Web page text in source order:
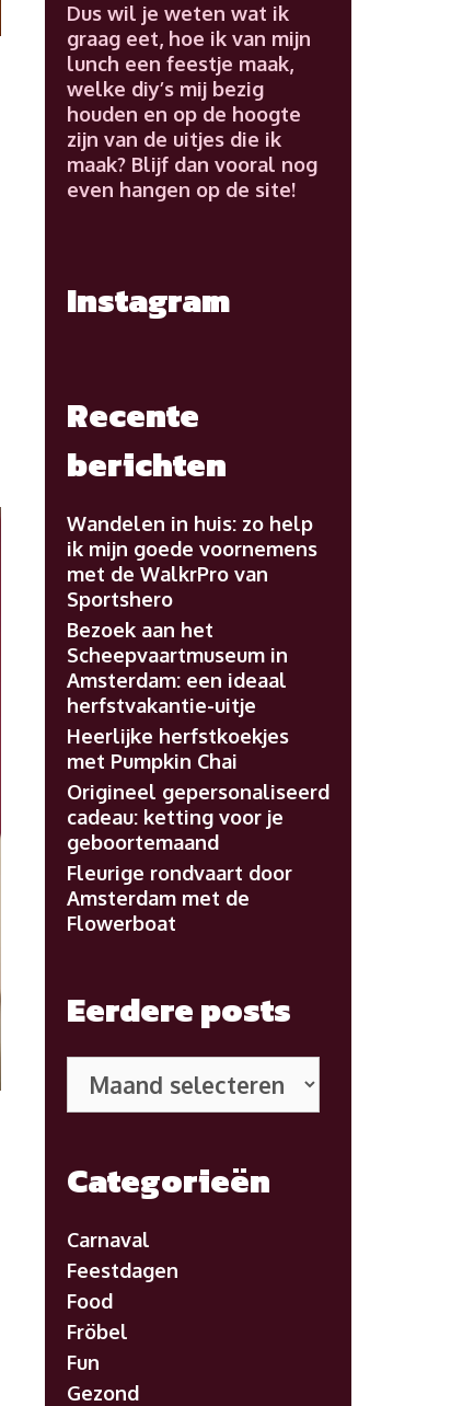
Dus wil je weten wat ik
graag eet, hoe ik van mijn
lunch een feestje maak,
welke diy’s mij bezig
houden en op de hoogte
zijn van de uitjes die ik
maak? Blijf dan vooral nog
even hangen op de site!
Instagram
Recente
berichten
Wandelen in huis: zo help
ik mijn goede voornemens
met de WalkrPro van
Sportshero
Bezoek aan het
Scheepvaartmuseum in
Amsterdam: een ideaal
herfstvakantie-uitje
Heerlijke herfstkoekjes
met Pumpkin Chai
Origineel gepersonaliseerd
cadeau: ketting voor je
geboortemaand
Fleurige rondvaart door
Amsterdam met de
Flowerboat
Eerdere posts
posts
Categorieën
Carnaval
Feestdagen
Food
Fröbel
Fun
Gezond